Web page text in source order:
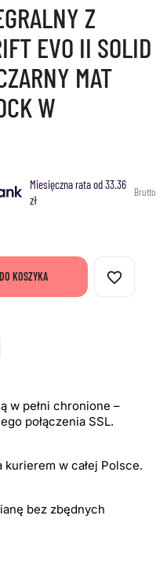
Z
EVO II SOLID
MAT
W
Miesięczna rata od 33.36
zł
Brutto
KOSZYKA favorite_border
w pełni chronione –
połączenia SSL.
kurierem w całej Polsce.
bez zbędnych